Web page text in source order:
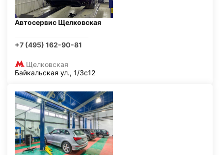
Автосервис Щелковская
+7 (495) 162-90-81
Щелковская
Байкальская ул., 1/3с12